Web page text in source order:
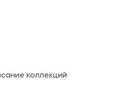
коллекций